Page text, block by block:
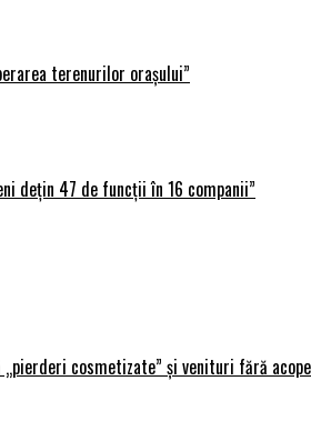
terenurilor orașului”
dețin 47 de funcții în 16 companii”
„pierderi cosmetizate” și venituri fără